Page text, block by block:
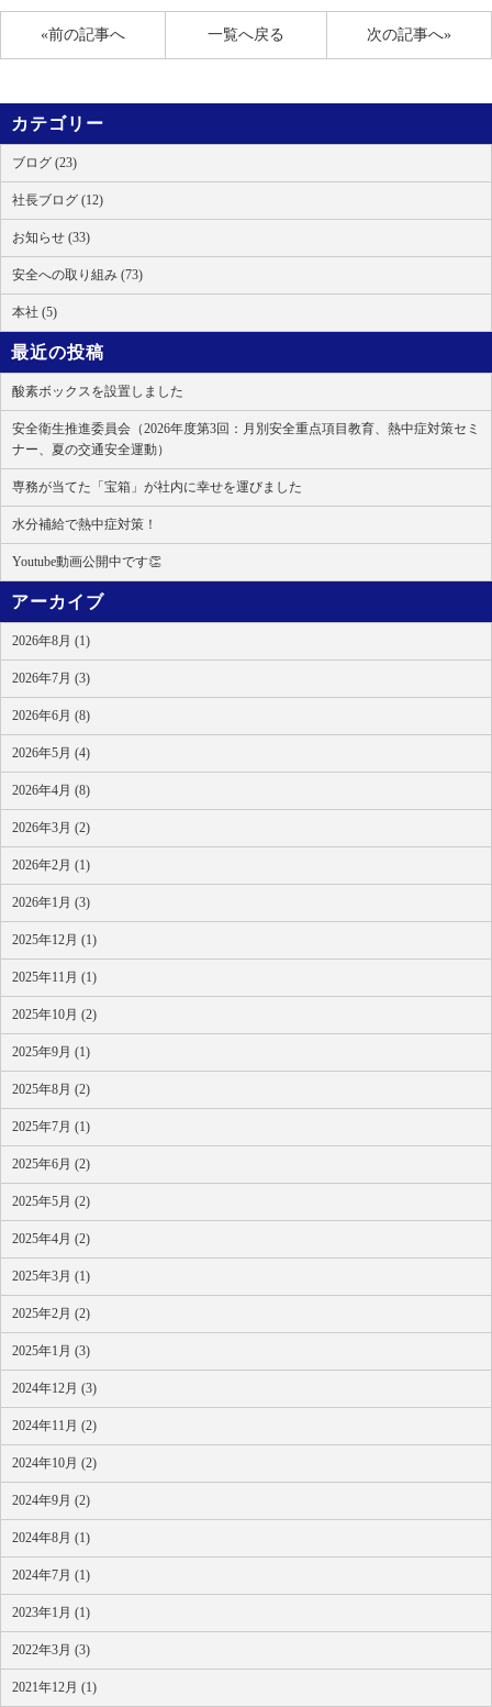
«前の記事へ 次の記事へ»
一覧へ戻る
カテゴリー
ブログ (23)
社長ブログ (12)
お知らせ (33)
安全への取り組み (73)
本社 (5)
最近の投稿
酸素ボックスを設置しました
安全衛生推進委員会（2026年度第3回：月別安全重点項目教育、熱中症対策セミ
ナー、夏の交通安全運動）
専務が当てた「宝箱」が社内に幸せを運びました
水分補給で熱中症対策！
Youtube動画公開中です👏
アーカイブ
2026年8月 (1)
2026年7月 (3)
2026年6月 (8)
2026年5月 (4)
2026年4月 (8)
2026年3月 (2)
2026年2月 (1)
2026年1月 (3)
2025年12月 (1)
2025年11月 (1)
2025年10月 (2)
2025年9月 (1)
2025年8月 (2)
2025年7月 (1)
2025年6月 (2)
2025年5月 (2)
2025年4月 (2)
2025年3月 (1)
2025年2月 (2)
2025年1月 (3)
2024年12月 (3)
2024年11月 (2)
2024年10月 (2)
2024年9月 (2)
2024年8月 (1)
2024年7月 (1)
2023年1月 (1)
2022年3月 (3)
2021年12月 (1)